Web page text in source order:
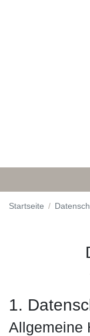
Startseite
1.
Allgemeine